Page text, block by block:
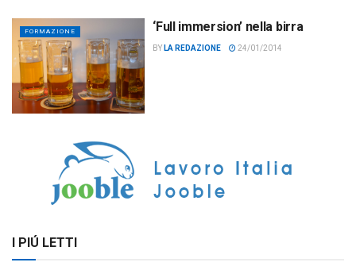
FORMAZIONE ‘Full immersion’ nella birra
BY LA REDAZIONE 24/01/2014
I PIÚ LETTI